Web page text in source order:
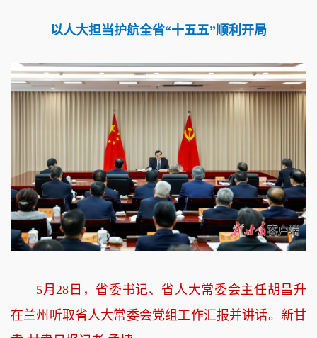
以人大担当护航全省“十五五”顺利开局
5月28日，省委书记、省人大常委会主任胡昌升
在兰州听取省人大常委会党组工作汇报并讲话。新甘